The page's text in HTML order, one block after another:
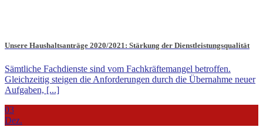
Unsere Haushaltsanträge 2020/2021: Stärkung der Dienstleistungsqualität
Sämtliche Fachdienste sind vom Fachkräftemangel betroffen.
Gleichzeitig steigen die Anforderungen durch die Übernahme neuer
Aufgaben, [...]
03
Dez.